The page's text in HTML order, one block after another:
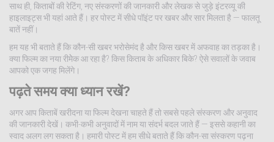
साथ ही, किताबों की रेटिंग, नए संस्करणों की जानकारी और लेखक से जुड़े इंटरव्यू की
हाइलाइट्स भी यहां आते हैं। हर पोस्ट में सीधे पॉइंट पर खबर और सार मिलता है — फालतू
बातें नहीं।
हम यह भी बताते हैं कि कौन-सी खबर भरोसेमंद है और किस खबर में अफवाह का तड़का है।
क्या फिल्म का नया रीमेेक आ रहा है? किस किताब के अधिकार बिके? ऐसे सवालों के जवाब
आपको एक जगह मिलेंगे।
पढ़ते समय क्या ध्यान रखें?
अगर आप किताबें खरीदना या फिल्म देखना चाहते हैं तो सबसे पहले संस्करण और अनुवाद
की जानकारी देखें। कभी-कभी अनुवादों में नाम या संदर्भ बदल जाते हैं — इससे कहानी का
स्वाद अलग लग सकता है। हमारी पोस्ट में हम सीधे बताते हैं कि कौन-सा संस्करण पढ़ना